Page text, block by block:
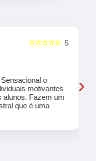
5
☆☆☆☆☆
o
motivantes
alunos. Fazem um
que é uma
›